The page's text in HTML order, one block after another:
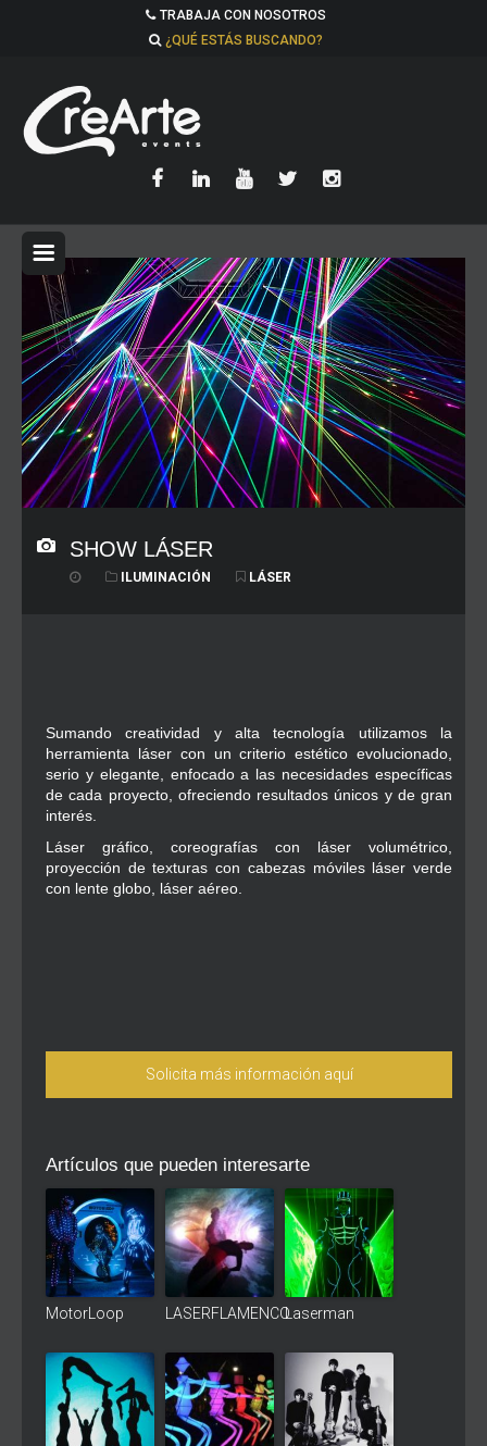
TRABAJA CON NOSOTROS
¿QUÉ ESTÁS BUSCANDO?
SHOW LÁSER
ILUMINACIÓN LÁSER
Sumando creatividad y alta tecnología utilizamos la
herramienta láser con un criterio estético evolucionado,
serio y elegante, enfocado a las necesidades específicas
de cada proyecto, ofreciendo resultados únicos y de gran
interés.
Láser gráfico, coreografías con láser volumétrico,
proyección de texturas con cabezas móviles láser verde
con lente globo, láser aéreo.
Solicita más información aquí
Artículos que pueden interesarte
MotorLoop LASERFLAMENCOLaserman